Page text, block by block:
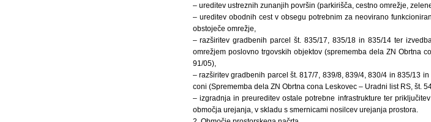
– ureditev ustreznih zunanjih površin (parkirišča, cestno omrežje,
– ureditev obodnih cest v obsegu potrebnim za neovirano
obstoječe omrežje,
– razširitev gradbenih parcel št. 835/17, 835/18 in 835/14 ter
omrežjem poslovno trgovskih objektov (sprememba dela ZN Obrtna
91/05),
– razširitev gradbenih parcel št. 817/7, 839/8, 839/4, 830/4 in 835/13
coni (Sprememba dela ZN Obrtna cona Leskovec – Uradni list RS, št.
– izgradnja in preureditev ostale potrebne infrastrukture ter
območja urejanja, v skladu s smernicami nosilcev urejanja prostora.